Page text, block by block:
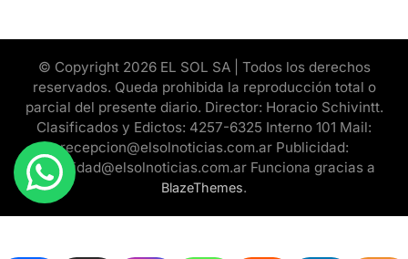
© Copyright 2026 EL SOL SA | Todos los derechos
reservados. Queda prohibida la reproducción total o
parcial del presente diario. Director: Horacio Schivintt.
Clasificados y Edictos: 4257-6325 Interno 101 Mail:
recepcion@elsolnoticias.com.ar Publicidad:
publicidad@elsolnoticias.com.ar Funciona gracias a
BlazeThemes.